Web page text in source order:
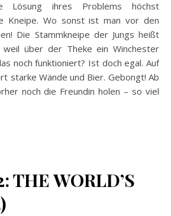
Lösung ihres Problems höchst
Kneipe. Wo sonst ist man vor den
Die Stammkneipe der Jungs heißt
weil über der Theke ein Winchester
noch funktioniert? Ist doch egal. Auf
starke Wände und Bier. Gebongt! Ab
noch die Freundin holen – so viel
THE WORLD’S